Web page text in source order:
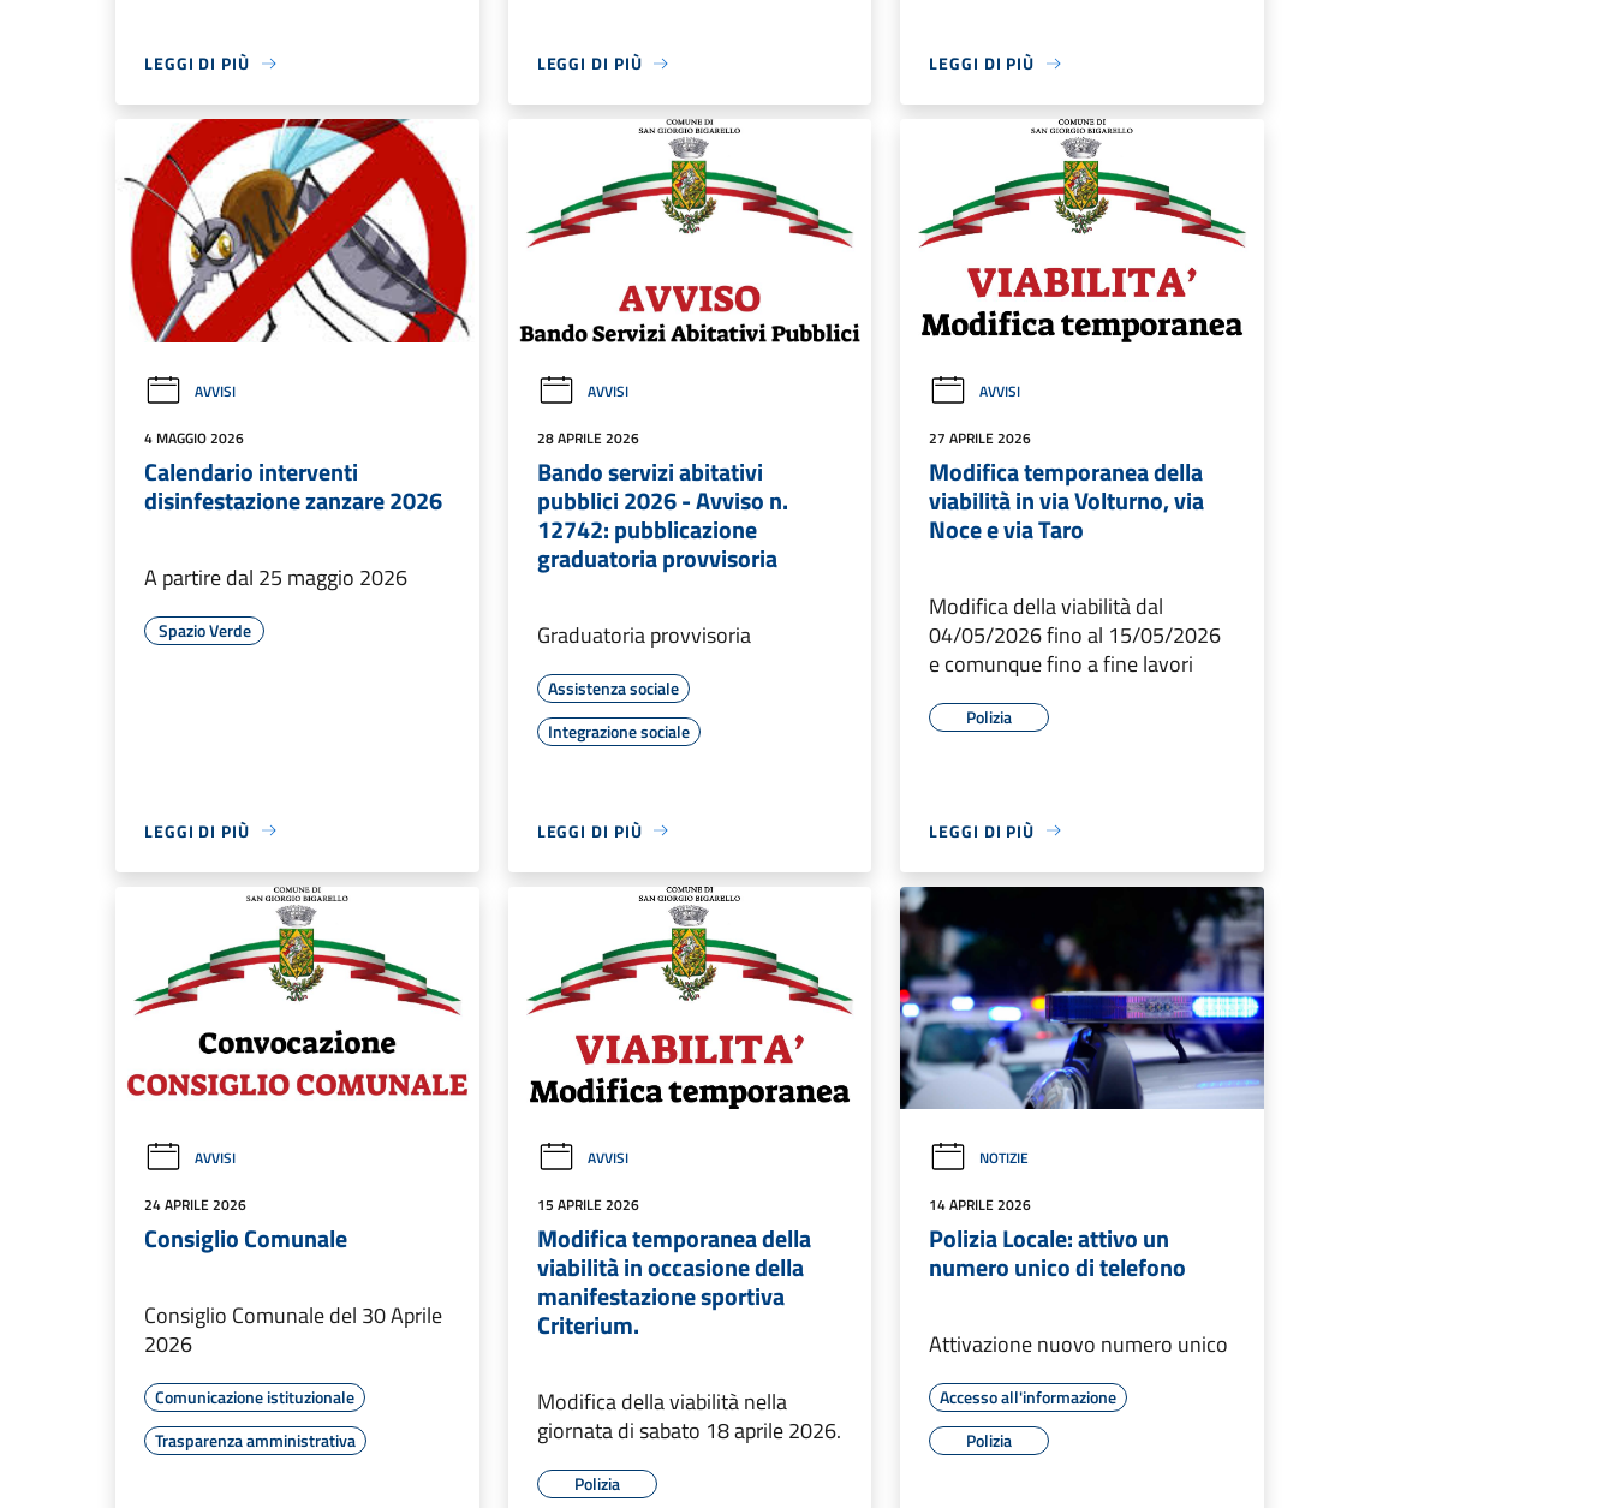
LEGGI DI PIÙ LEGGI DI PIÙ LEGGI DI PIÙ
AVVISI
4 MAGGIO 2026
Calendario interventi
disinfestazione zanzare 2026
A partire dal 25 maggio 2026
Spazio Verde
LEGGI DI PIÙ
AVVISI
28 APRILE 2026
Bando servizi abitativi
pubblici 2026 - Avviso n.
12742: pubblicazione
graduatoria provvisoria
Graduatoria provvisoria
Assistenza sociale
Integrazione sociale
LEGGI DI PIÙ
AVVISI
27 APRILE 2026
Modifica temporanea della
viabilità in via Volturno, via
Noce e via Taro
Modifica della viabilità dal
04/05/2026 fino al 15/05/2026
e comunque fino a fine lavori
Polizia
LEGGI DI PIÙ
AVVISI
24 APRILE 2026
Consiglio Comunale
Consiglio Comunale del 30 Aprile
2026
Comunicazione istituzionale
Trasparenza amministrativa
AVVISI
15 APRILE 2026
Modifica temporanea della
viabilità in occasione della
manifestazione sportiva
Criterium.
Modifica della viabilità nella
giornata di sabato 18 aprile 2026.
Polizia
NOTIZIE
14 APRILE 2026
Polizia Locale: attivo un
numero unico di telefono
Attivazione nuovo numero unico
Accesso all'informazione
Polizia